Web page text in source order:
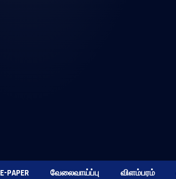
E-PAPER வேலைவாய்ப்பு விளம்பரம்